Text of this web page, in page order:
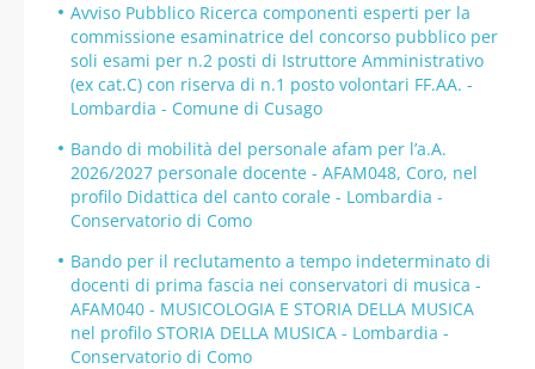
Avviso Pubblico Ricerca componenti esperti per la
commissione esaminatrice del concorso pubblico per
soli esami per n.2 posti di Istruttore Amministrativo
(ex cat.C) con riserva di n.1 posto volontari FF.AA. -
Lombardia - Comune di Cusago
Bando di mobilità del personale afam per l’a.A.
2026/2027 personale docente - AFAM048, Coro, nel
profilo Didattica del canto corale - Lombardia -
Conservatorio di Como
Bando per il reclutamento a tempo indeterminato di
docenti di prima fascia nei conservatori di musica -
AFAM040 - MUSICOLOGIA E STORIA DELLA MUSICA
nel profilo STORIA DELLA MUSICA - Lombardia -
Conservatorio di Como